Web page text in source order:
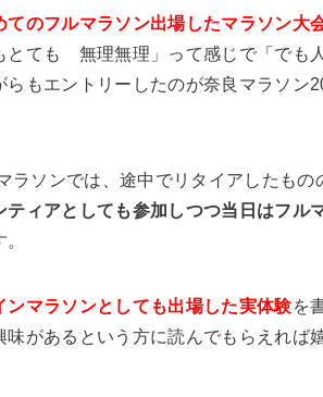
てのフルマラソン出場したマラソン大
とても 無理無理」って感じで「でも
もエントリーしたのが奈良マラソン
ソンでは、途中でリタイアしたもの
ィアとしても参加しつつ当日はフル
ンマラソンとしても出場した実体験を
があるという方に読んでもらえれば